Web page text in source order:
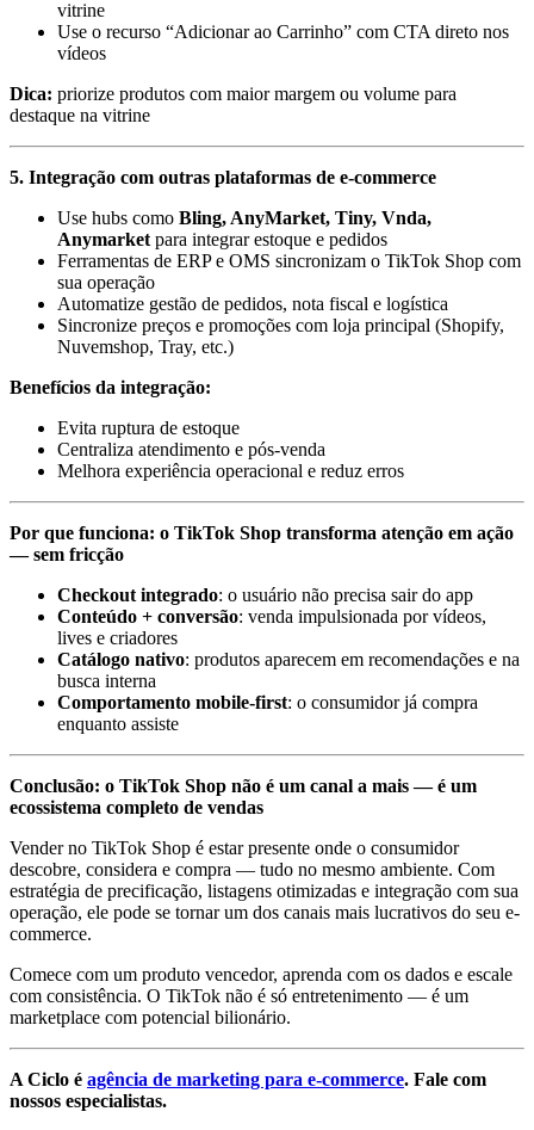
vitrine
Use o recurso “Adicionar ao Carrinho” com CTA direto nos
vídeos
Dica: priorize produtos com maior margem ou volume para
destaque na vitrine
5. Integração com outras plataformas de e-commerce
Use hubs como Bling, AnyMarket, Tiny, Vnda,
Anymarket para integrar estoque e pedidos
Ferramentas de ERP e OMS sincronizam o TikTok Shop com
sua operação
Automatize gestão de pedidos, nota fiscal e logística
Sincronize preços e promoções com loja principal (Shopify,
Nuvemshop, Tray, etc.)
Benefícios da integração:
Evita ruptura de estoque
Centraliza atendimento e pós-venda
Melhora experiência operacional e reduz erros
Por que funciona: o TikTok Shop transforma atenção em ação
— sem fricção
Checkout integrado: o usuário não precisa sair do app
Conteúdo + conversão: venda impulsionada por vídeos,
lives e criadores
Catálogo nativo: produtos aparecem em recomendações e na
busca interna
Comportamento mobile-first: o consumidor já compra
enquanto assiste
Conclusão: o TikTok Shop não é um canal a mais — é um
ecossistema completo de vendas
Vender no TikTok Shop é estar presente onde o consumidor
descobre, considera e compra — tudo no mesmo ambiente. Com
estratégia de precificação, listagens otimizadas e integração com sua
operação, ele pode se tornar um dos canais mais lucrativos do seu e-
commerce.
Comece com um produto vencedor, aprenda com os dados e escale
com consistência. O TikTok não é só entretenimento — é um
marketplace com potencial bilionário.
A Ciclo é agência de marketing para e-commerce. Fale com
nossos especialistas.